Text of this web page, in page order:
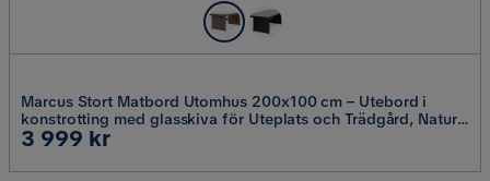
Marcus Stort Matbord Utomhus 200x100 cm – Utebord i
konstrotting med glasskiva för Uteplats och Trädgård, Natur
Trä
Pris
3 999 kr